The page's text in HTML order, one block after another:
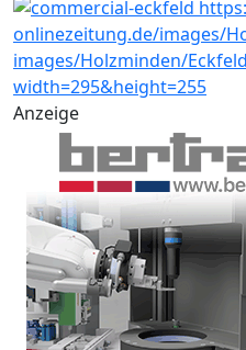
Anzeige